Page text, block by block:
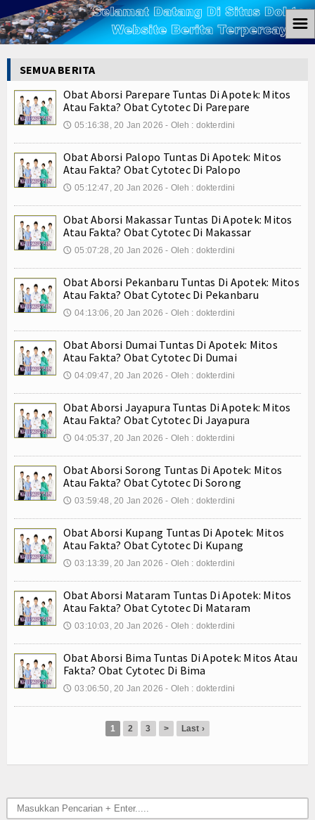
Ham
Koruptor
Ekonomi
Politik
Hukum
Tutorial
Internasional
Teknologi
Album Foto
Agenda
Konsultasi
Kesehatan
Dalam Negeri
Luar Negeri
☰
SEMUA BERITA
Obat Aborsi Parepare Tuntas Di Apotek: Mitos
Atau Fakta? Obat Cytotec Di Parepare
🕔 05:16:38, 20 Jan 2026 - Oleh : dokterdini
Obat Aborsi Palopo Tuntas Di Apotek: Mitos
Atau Fakta? Obat Cytotec Di Palopo
🕔 05:12:47, 20 Jan 2026 - Oleh : dokterdini
Obat Aborsi Makassar Tuntas Di Apotek: Mitos
Atau Fakta? Obat Cytotec Di Makassar
🕔 05:07:28, 20 Jan 2026 - Oleh : dokterdini
Obat Aborsi Pekanbaru Tuntas Di Apotek: Mitos
Atau Fakta? Obat Cytotec Di Pekanbaru
🕔 04:13:06, 20 Jan 2026 - Oleh : dokterdini
Obat Aborsi Dumai Tuntas Di Apotek: Mitos
Atau Fakta? Obat Cytotec Di Dumai
🕔 04:09:47, 20 Jan 2026 - Oleh : dokterdini
Obat Aborsi Jayapura Tuntas Di Apotek: Mitos
Atau Fakta? Obat Cytotec Di Jayapura
🕔 04:05:37, 20 Jan 2026 - Oleh : dokterdini
Obat Aborsi Sorong Tuntas Di Apotek: Mitos
Atau Fakta? Obat Cytotec Di Sorong
🕔 03:59:48, 20 Jan 2026 - Oleh : dokterdini
Obat Aborsi Kupang Tuntas Di Apotek: Mitos
Atau Fakta? Obat Cytotec Di Kupang
🕔 03:13:39, 20 Jan 2026 - Oleh : dokterdini
Obat Aborsi Mataram Tuntas Di Apotek: Mitos
Atau Fakta? Obat Cytotec Di Mataram
🕔 03:10:03, 20 Jan 2026 - Oleh : dokterdini
Obat Aborsi Bima Tuntas Di Apotek: Mitos Atau
Fakta? Obat Cytotec Di Bima
🕔 03:06:50, 20 Jan 2026 - Oleh : dokterdini
1 2 3 > Last ›